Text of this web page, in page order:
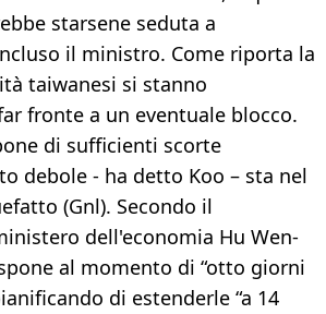
starsene seduta a
il ministro. Come riporta la
taiwanesi si stanno
fronte a un eventuale blocco.
di sufficienti scorte
debole - ha detto Koo – sta nel
(Gnl). Secondo il
dell'economia Hu Wen-
al momento di “otto giorni
di estenderle “a 14